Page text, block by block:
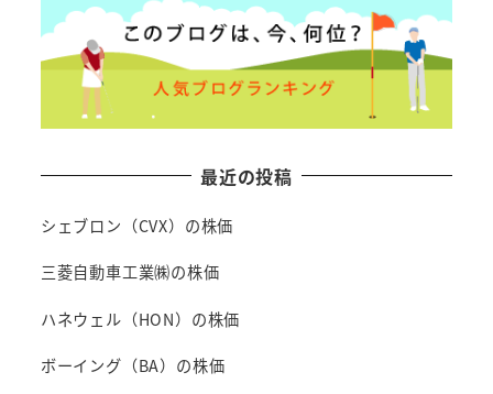
最近の投稿
シェブロン（CVX）の株価
三菱自動車工業㈱の株価
ハネウェル（HON）の株価
ボーイング（BA）の株価